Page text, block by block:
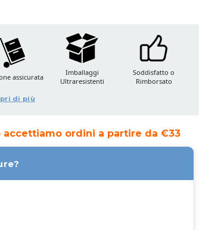
ordini a partire da €33
assicurata
Imballaggi
Ultraresistenti
Soddisfatto o
Rimborsato
di più